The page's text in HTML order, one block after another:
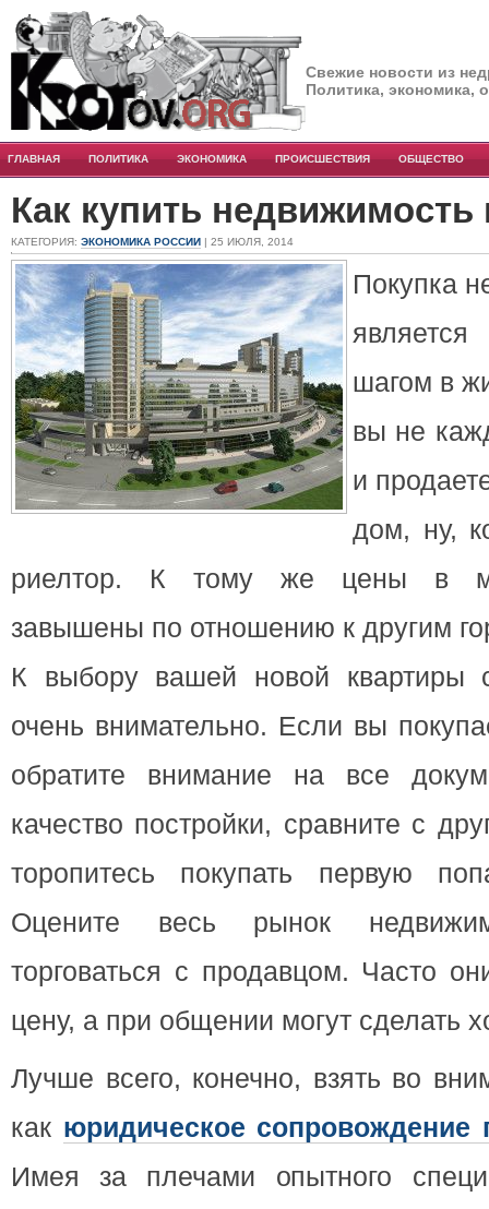
Свежие новости из
Политика, экономика,
ГЛАВНАЯ ПОЛИТИКА ЭКОНОМИКА ПРОИСШЕСТВИЯ ОБЩЕСТВО
Как купить недвижимость
КАТЕГОРИЯ: ЭКОНОМИКА РОССИИ | 25 ИЮЛЯ, 2014
Покупка
шагом в
вы не
и
дом, ну,
риелтор. К тому же цены в
завышены по отношению к другим
К выбору вашей новой квартиры
очень внимательно. Если вы
обратите внимание на все
качество постройки, сравните с
торопитесь покупать первую
Оцените весь рынок
торговаться с продавцом. Часто
цену, а при общении могут сделать
Лучше всего, конечно, взять во
как юридическое сопровождение
Имея за плечами опытного